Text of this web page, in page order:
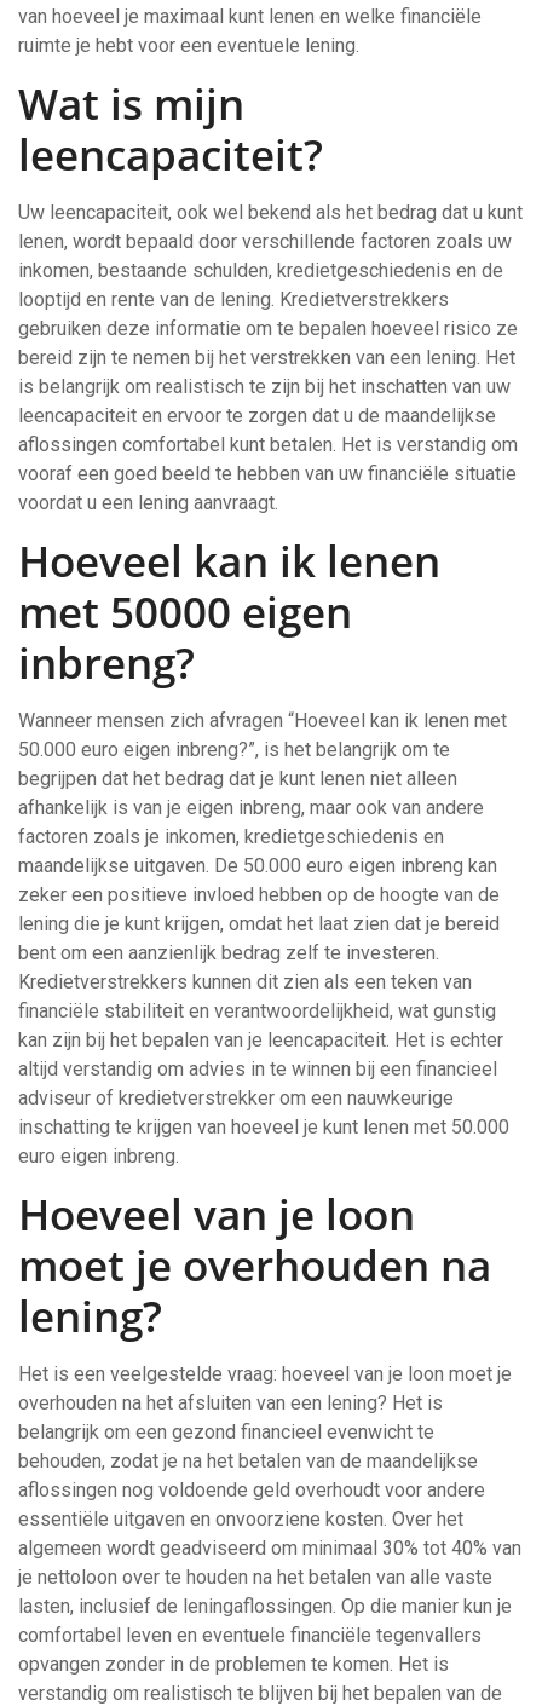
van hoeveel je maximaal kunt lenen en welke financiële
ruimte je hebt voor een eventuele lening.
Wat is mijn
leencapaciteit?
Uw leencapaciteit, ook wel bekend als het bedrag dat u kunt
lenen, wordt bepaald door verschillende factoren zoals uw
inkomen, bestaande schulden, kredietgeschiedenis en de
looptijd en rente van de lening. Kredietverstrekkers
gebruiken deze informatie om te bepalen hoeveel risico ze
bereid zijn te nemen bij het verstrekken van een lening. Het
is belangrijk om realistisch te zijn bij het inschatten van uw
leencapaciteit en ervoor te zorgen dat u de maandelijkse
aflossingen comfortabel kunt betalen. Het is verstandig om
vooraf een goed beeld te hebben van uw financiële situatie
voordat u een lening aanvraagt.
Hoeveel kan ik lenen
met 50000 eigen
inbreng?
Wanneer mensen zich afvragen “Hoeveel kan ik lenen met
50.000 euro eigen inbreng?”, is het belangrijk om te
begrijpen dat het bedrag dat je kunt lenen niet alleen
afhankelijk is van je eigen inbreng, maar ook van andere
factoren zoals je inkomen, kredietgeschiedenis en
maandelijkse uitgaven. De 50.000 euro eigen inbreng kan
zeker een positieve invloed hebben op de hoogte van de
lening die je kunt krijgen, omdat het laat zien dat je bereid
bent om een aanzienlijk bedrag zelf te investeren.
Kredietverstrekkers kunnen dit zien als een teken van
financiële stabiliteit en verantwoordelijkheid, wat gunstig
kan zijn bij het bepalen van je leencapaciteit. Het is echter
altijd verstandig om advies in te winnen bij een financieel
adviseur of kredietverstrekker om een nauwkeurige
inschatting te krijgen van hoeveel je kunt lenen met 50.000
euro eigen inbreng.
Hoeveel van je loon
moet je overhouden na
lening?
Het is een veelgestelde vraag: hoeveel van je loon moet je
overhouden na het afsluiten van een lening? Het is
belangrijk om een gezond financieel evenwicht te
behouden, zodat je na het betalen van de maandelijkse
aflossingen nog voldoende geld overhoudt voor andere
essentiële uitgaven en onvoorziene kosten. Over het
algemeen wordt geadviseerd om minimaal 30% tot 40% van
je nettoloon over te houden na het betalen van alle vaste
lasten, inclusief de leningaflossingen. Op die manier kun je
comfortabel leven en eventuele financiële tegenvallers
opvangen zonder in de problemen te komen. Het is
verstandig om realistisch te blijven bij het bepalen van de